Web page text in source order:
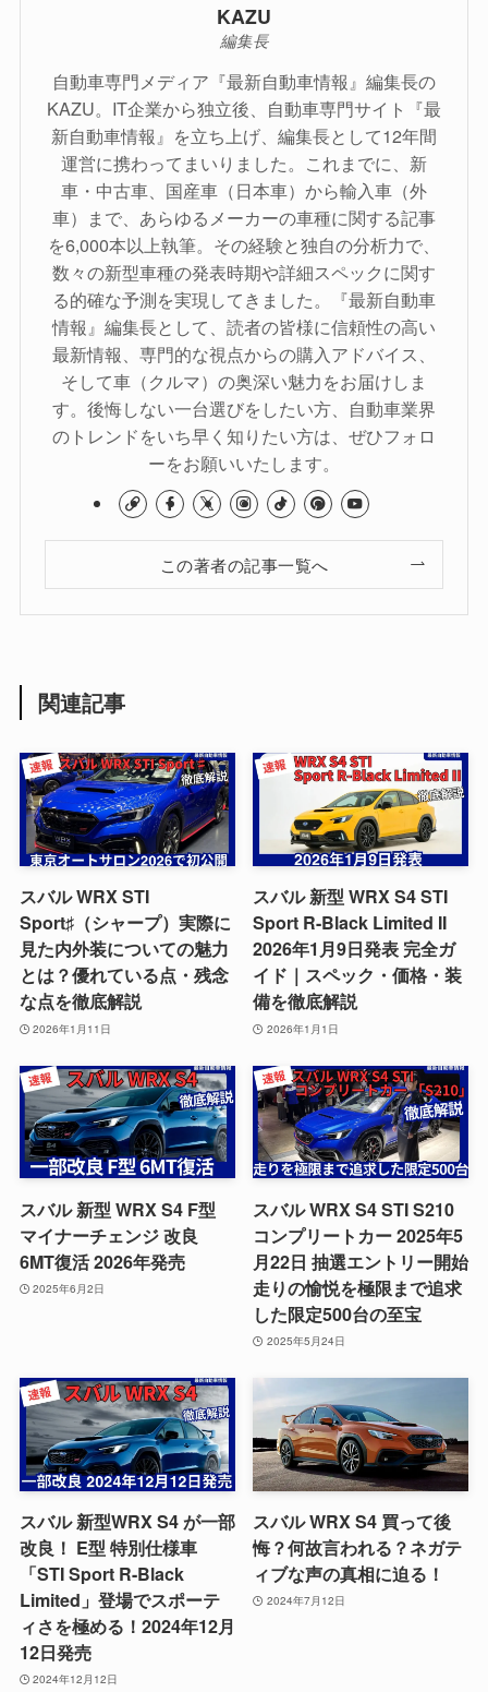
KAZU
編集長
自動車専門メディア『最新自動車情報』編集長の
KAZU。IT企業から独立後、自動車専門サイト『最
新自動車情報』を立ち上げ、編集長として12年間
運営に携わってまいりました。これまでに、新
車・中古車、国産車（日本車）から輸入車（外
車）まで、あらゆるメーカーの車種に関する記事
を6,000本以上執筆。その経験と独自の分析力で、
数々の新型車種の発表時期や詳細スペックに関す
る的確な予測を実現してきました。『最新自動車
情報』編集長として、読者の皆様に信頼性の高い
最新情報、専門的な視点からの購入アドバイス、
そして車（クルマ）の奥深い魅力をお届けしま
す。後悔しない一台選びをしたい方、自動車業界
のトレンドをいち早く知りたい方は、ぜひフォロ
ーをお願いいたします。
この著者の記事一覧へ
関連記事
スバル WRX STI
Sport♯（シャープ）実際に
見た内外装についての魅力
とは？優れている点・残念
な点を徹底解説
2026年1月11日
スバル 新型 WRX S4 STI
Sport R-Black Limited II
2026年1月9日発表 完全ガ
イド｜スペック・価格・装
備を徹底解説
2026年1月1日
スバル 新型 WRX S4 F型
マイナーチェンジ 改良
6MT復活 2026年発売
2025年6月2日
スバル WRX S4 STI S210
コンプリートカー 2025年5
月22日 抽選エントリー開始
走りの愉悦を極限まで追求
した限定500台の至宝
2025年5月24日
スバル 新型WRX S4 が一部
改良！ E型 特別仕様車
「STI Sport R-Black
Limited」登場でスポーテ
ィさを極める！2024年12月
12日発売
2024年12月12日
スバル WRX S4 買って後
悔？何故言われる？ネガテ
ィブな声の真相に迫る！
2024年7月12日